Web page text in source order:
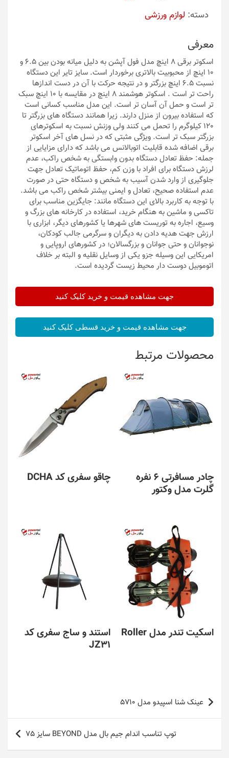
دسته: لوازم ورزشی
معرفی
اسکوتر برقی 8 اینچ مدل فول آپشن به دلیل میانه بودن بین 6.5 و
10 اینچ از محبوبیت بالاتری برخوردار است. سایز تایر این دستگاه
نسبت 6.5 اینچ بزرگتر و در نتیجه حرکت با آن در دست اندازها
راحت تر است . اسکوتر هوشمند 8 اینچ در مقایسه با 10 اینچ سبک
تر است و حمل آن آسان تر است. این مدل مناسب کسانی است
که استفاده بیرون از منزل دارند. زیرا همانند دستگاه های بزرگتر تا
120 کیلوگرم را تحمل می کنند ولی وزنش نسبت به اسکوترهای
بزرگتر سبک تر است. ویژگی مثبتی که در نسل های آخر اسکوتر
برقی اضافه شده قابلیت اتوبالانس می باشد که دارای مزایایی از
جمله: حفظ تعادل دستگاه بدون وابستگی به شخص راکب، عدم
لرزش دستگاه برای افراد با وزن کم، حفظ اتوماتیک تعادل جهت
جلوگیری از وارد شدن آسیب به شخص و دستگاه حتی در صورت
عدم استفاده صحیح، تعادل و ایمنی بیشتر شخص راکب می باشد.
با توجه به کاربرد بالای این دستگاه مانند: جایگزین مناسب برای
تاکسی و ماشین به هنگام خرید، استفاده در کارخانه های بزرگ و
وسیع، اجاره به توریست های شهرها یا کشورهای دیگر، ابزاری با
ارزش جهت هدیه دادن به دیگران و سرگرمی جالب کودکان،
نوجوانان و حتی جوانان و بزرگسالان؛ در کشورهای اروپایی و
امریکایی این وسیله جزو یکی از وسایل نقلیه و البته بر خلاف
اتوموبیل دوست دار محیط زیست گردیده است.
جهت مشاهده قیمت و خرید کلیک کنید
جهت مشاهده قیمت و خرید قسطی کلیک کنید
محصولات مرتبط
چادر مسافرتی 6 نفره
گلرت مدل وکتور
چاقو سفری کد DCHA
اسکیت تندر مدل Roller
استند و ساج سفری کد
JZ31
راهبری
نوشته
عینک شنا اسپیدو مدل 5710
توپ تناسب اندام جیم بال مدل BEYOND سایز 75